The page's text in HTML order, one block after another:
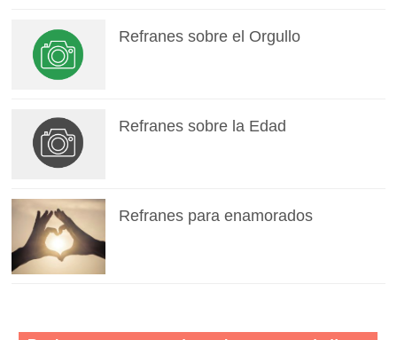
Refranes sobre el Orgullo
Refranes sobre la Edad
Refranes para enamorados